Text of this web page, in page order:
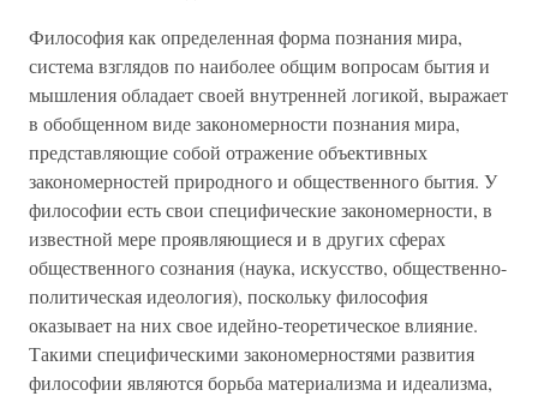
Философия как определенная форма познания мира,
система взглядов по наиболее общим вопросам бытия и
мышления обладает своей внутренней логикой, выражает
в обобщенном виде закономерности познания мира,
представляющие собой отражение объективных
закономерностей природного и общественного бытия. У
философии есть свои специфические закономерности, в
известной мере проявляющиеся и в других сферах
общественного сознания (наука, искусство, общественно-
политическая идеология), поскольку философия
оказывает на них свое идейно-теоретическое влияние.
Такими специфическими закономерностями развития
философии являются борьба материализма и идеализма,